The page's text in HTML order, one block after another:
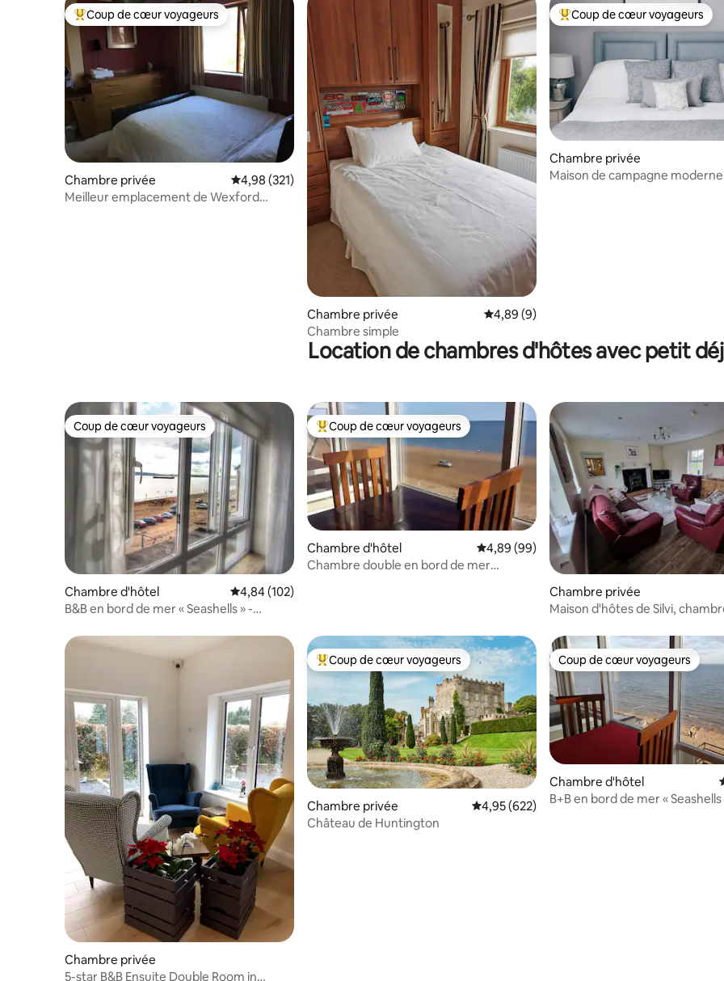
Coups de cœur voyageurs les plus appréciés
Coup de cœur voyageurs
Chambre privée Évaluation moyenne sur la base de 321 commentaires : 4,98 sur 5
4,98 (321)
Meilleur emplacement de Wexford
Chambre privée Évaluation moyenne sur la base de 9
4,89 (9)
Chambre simple
Coups de cœur voyageurs les
Coup de cœur voyageurs
Chambre privée
Maison de campagne
Location de chambres d'hôtes avec petit
Coup de cœur voyageurs
Coup de cœur voyageurs
Chambre d'hôtel Évaluation moyenne sur la base de 102 commentaires : 4,84 sur 5
4,84 (102)
B&B en bord de mer « Seashells » -
Coups de cœur voyageurs les plus appréciés
Coup de cœur voyageurs
Chambre d'hôtel Évaluation moyenne sur la base de 99
4,89 (99)
Chambre double en bord de mer
Chambre privée
Maison d'hôtes de Silvi,
Chambre privée
5-star B&B Ensuite Double Room in
Coups de cœur voyageurs les plus appréciés
Coup de cœur voyageurs
Chambre privée Évaluation moyenne sur la base de 622
4,95 (622)
Château de Huntington
Coup de cœur voyageurs
Coup de cœur voyageurs
Chambre d'hôtel
B+B en bord de mer « Seashells